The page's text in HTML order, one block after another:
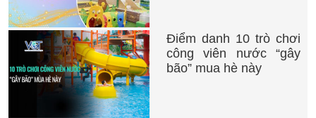
Điểm danh 10 trò chơi
công viên nước “gây
bão” mua hè này